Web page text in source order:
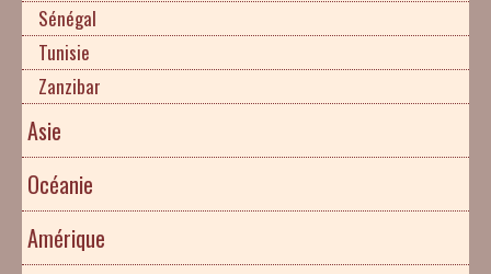
Sénégal
Tunisie
Zanzibar
Asie
Océanie
Amérique